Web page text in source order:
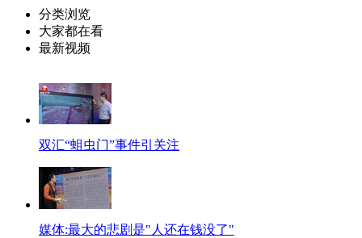
分类浏览
大家都在看
最新视频
双汇“蛆虫门”事件引关注
媒体:最大的悲剧是"人还在钱没了"